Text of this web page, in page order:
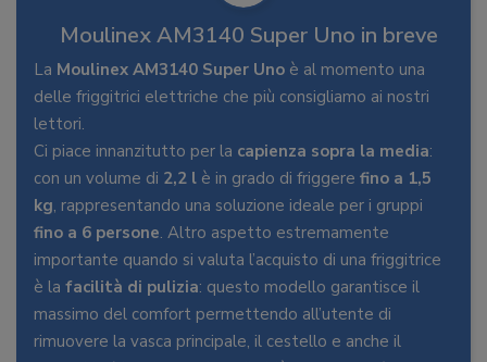
Moulinex AM3140 Super Uno in breve
La Moulinex AM3140 Super Uno è al momento una
delle friggitrici elettriche che più consigliamo ai nostri
lettori.
Ci piace innanzitutto per la capienza sopra la media:
con un volume di 2,2 l è in grado di friggere fino a 1,5
kg, rappresentando una soluzione ideale per i gruppi
fino a 6 persone. Altro aspetto estremamente
importante quando si valuta l’acquisto di una friggitrice
è la facilità di pulizia: questo modello garantisce il
massimo del comfort permettendo all’utente di
rimuovere la vasca principale, il cestello e anche il